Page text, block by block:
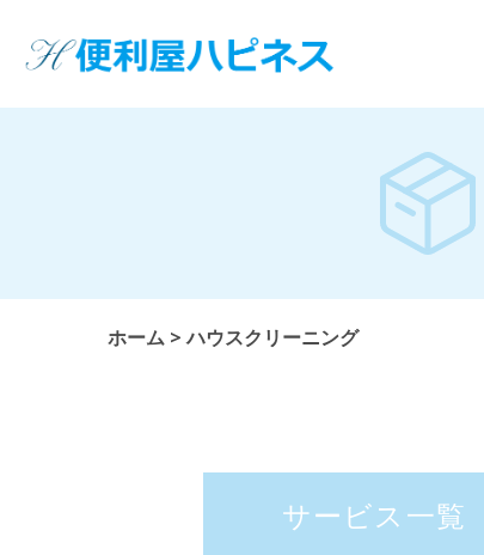
ホーム >ハウスクリーニング
サービス一覧